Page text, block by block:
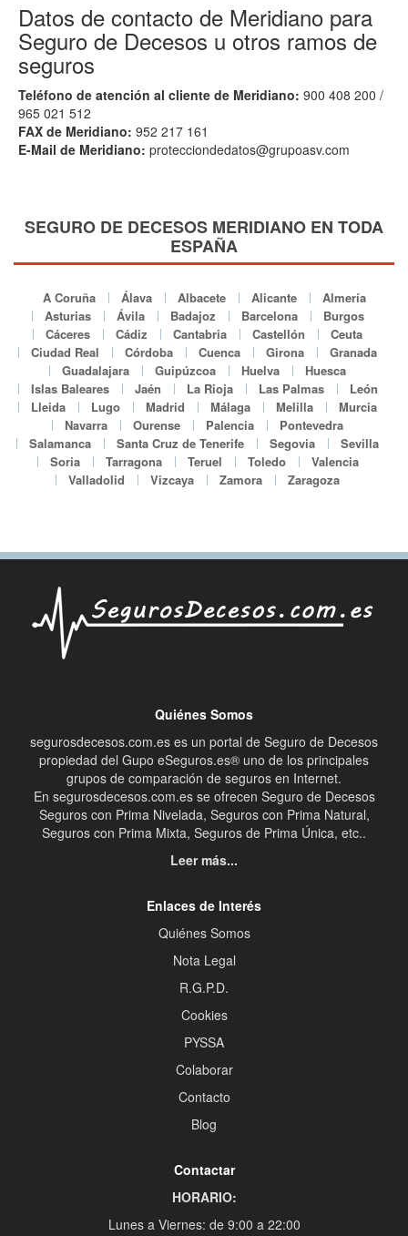
Datos de contacto de Meridiano para
Seguro de Decesos u otros ramos de
seguros
Teléfono de atención al cliente de Meridiano: 900 408 200 /
965 021 512
FAX de Meridiano: 952 217 161
E-Mail de Meridiano: protecciondedatos@grupoasv.com
SEGURO DE DECESOS MERIDIANO EN TODA
ESPAÑA
A Coruña Álava Albacete Alicante
Almería
Asturias
Ávila Badajoz Barcelona
Burgos
Cáceres
Cádiz Cantabria Castellón
Ceuta
Ciudad Real
Córdoba Cuenca Girona
Granada
Guadalajara
Guipúzcoa Huelva
Huesca
Islas Baleares
Jaén La Rioja Las Palmas
León
Lleida
Lugo Madrid Málaga Melilla
Murcia
Navarra
Ourense Palencia
Pontevedra
Salamanca
Santa Cruz de Tenerife Segovia
Sevilla
Soria
Tarragona Teruel Toledo
Valencia
Valladolid
Vizcaya Zamora Zaragoza
Quiénes Somos
segurosdecesos.com.es es un portal de Seguro de Decesos
propiedad del Gupo eSeguros.es® uno de los principales
grupos de comparación de seguros en Internet.
En segurosdecesos.com.es se ofrecen Seguro de Decesos
Seguros con Prima Nivelada, Seguros con Prima Natural,
Seguros con Prima Mixta, Seguros de Prima Única, etc..
Leer más...
Enlaces de Interés
Quiénes Somos
Nota Legal
R.G.P.D.
Cookies
PYSSA
Colaborar
Contacto
Blog
Contactar
HORARIO:
Lunes a Viernes: de 9:00 a 22:00